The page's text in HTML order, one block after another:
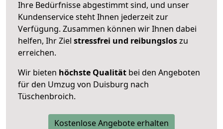
Ihre Bedürfnisse abgestimmt sind, und unser
Kundenservice steht Ihnen jederzeit zur
Verfügung. Zusammen können wir Ihnen dabei
helfen, Ihr Ziel stressfrei und reibungsloszu
erreichen.
Wir bieten höchste Qualität bei den Angeboten
für den Umzug von Duisburg nach
Tüschenbroich.
Kostenlose Angebote erhalten